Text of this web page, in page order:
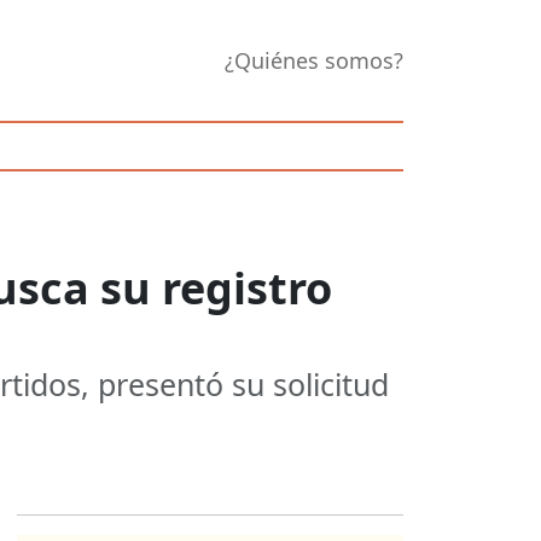
¿Quiénes somos?
su registro
presentó su solicitud